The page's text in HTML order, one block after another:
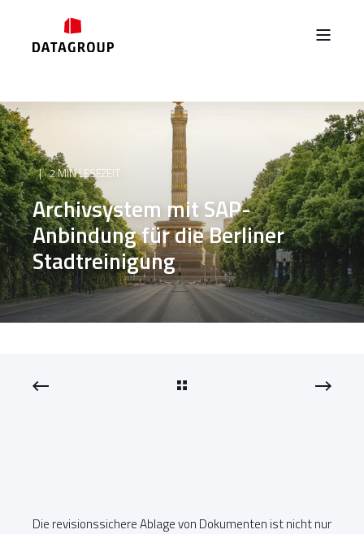
2 MIN LESEZEIT
Archivsystem mit SAP-
Anbindung für die Berliner
Stadtreinigung
Die revisionssichere Ablage von Dokumenten ist nicht nur